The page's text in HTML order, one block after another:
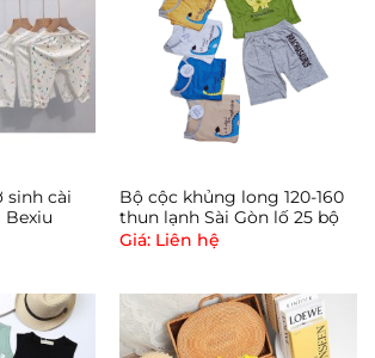
sinh cài
Bexiu
Bộ cộc khủng long 120-160
thun lạnh Sài Gòn lố 25 bộ
Giá: Liên hệ